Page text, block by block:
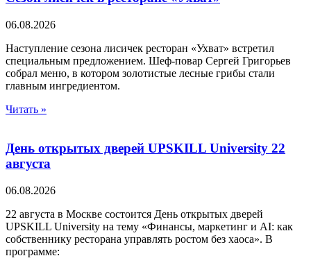
06.08.2026
Наступление сезона лисичек ресторан «Ухват» встретил
специальным предложением. Шеф-повар Сергей Григорьев
собрал меню, в котором золотистые лесные грибы стали
главным ингредиентом.
Читать »
День открытых дверей UPSKILL University 22
августа
06.08.2026
22 августа в Москве состоится День открытых дверей
UPSKILL University на тему «Финансы, маркетинг и AI: как
собственнику ресторана управлять ростом без хаоса». В
программе: